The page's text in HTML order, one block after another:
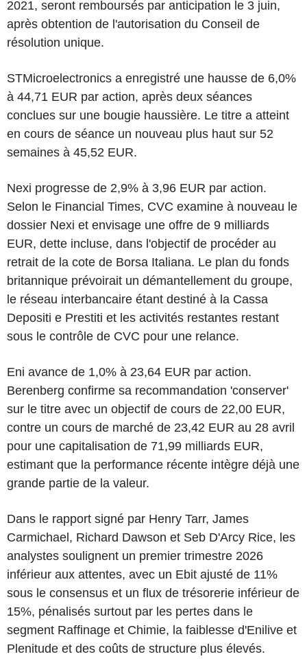
2021, seront remboursés par anticipation le 3 juin,
après obtention de l'autorisation du Conseil de
résolution unique.
STMicroelectronics a enregistré une hausse de 6,0%
à 44,71 EUR par action, après deux séances
conclues sur une bougie haussière. Le titre a atteint
en cours de séance un nouveau plus haut sur 52
semaines à 45,52 EUR.
Nexi progresse de 2,9% à 3,96 EUR par action.
Selon le Financial Times, CVC examine à nouveau le
dossier Nexi et envisage une offre de 9 milliards
EUR, dette incluse, dans l'objectif de procéder au
retrait de la cote de Borsa Italiana. Le plan du fonds
britannique prévoirait un démantellement du groupe,
le réseau interbancaire étant destiné à la Cassa
Depositi e Prestiti et les activités restantes restant
sous le contrôle de CVC pour une relance.
Eni avance de 1,0% à 23,64 EUR par action.
Berenberg confirme sa recommandation 'conserver'
sur le titre avec un objectif de cours de 22,00 EUR,
contre un cours de marché de 23,42 EUR au 28 avril
pour une capitalisation de 71,99 milliards EUR,
estimant que la performance récente intègre déjà une
grande partie de la valeur.
Dans le rapport signé par Henry Tarr, James
Carmichael, Richard Dawson et Seb D'Arcy Rice, les
analystes soulignent un premier trimestre 2026
inférieur aux attentes, avec un Ebit ajusté de 11%
sous le consensus et un flux de trésorerie inférieur de
15%, pénalisés surtout par les pertes dans le
segment Raffinage et Chimie, la faiblesse d'Enilive et
Plenitude et des coûts de structure plus élevés.